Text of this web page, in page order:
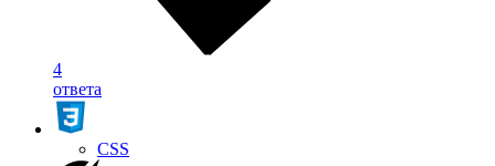
4
ответа
CSS